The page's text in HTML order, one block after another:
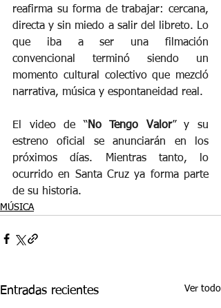
reafirma su forma de trabajar: cercana,
directa y sin miedo a salir del libreto. Lo
que iba a ser una filmación
convencional terminó siendo un
momento cultural colectivo que mezcló
narrativa, música y espontaneidad real.
El video de “No Tengo Valor” y su
estreno oficial se anunciarán en los
próximos días. Mientras tanto, lo
ocurrido en Santa Cruz ya forma parte
de su historia.
MÚSICA
Entradas recientes Ver todo